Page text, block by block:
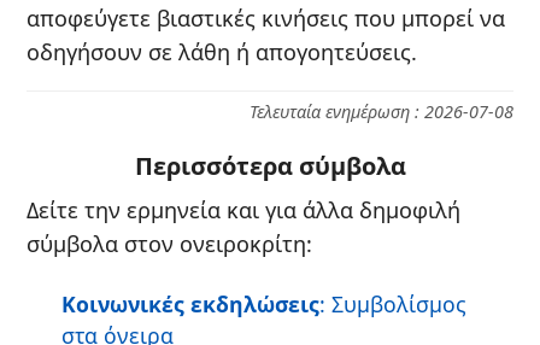
αποφεύγετε βιαστικές κινήσεις που μπορεί να
οδηγήσουν σε λάθη ή απογοητεύσεις.
Τελευταία ενημέρωση : 2026-07-08
Περισσότερα σύμβολα
Δείτε την ερμηνεία και για άλλα δημοφιλή
σύμβολα στον ονειροκρίτη:
Κοινωνικές εκδηλώσεις: Συμβολίσμος
στα όνειρα